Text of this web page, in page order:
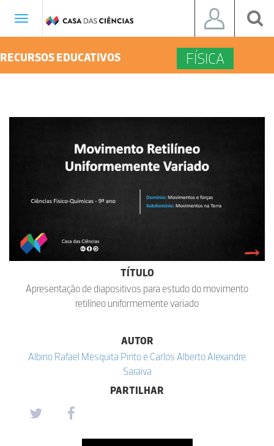
Toggle
RECURSOS EDUCATIVOS FÍSICA
TÍTULO
Apresentação de diapositivos para estudo do movimento
retilíneo uniformemente variado
AUTOR
Albino Rafael Mesquita Pinto e Carlos Alberto Alexandre
Saraiva
PARTILHAR